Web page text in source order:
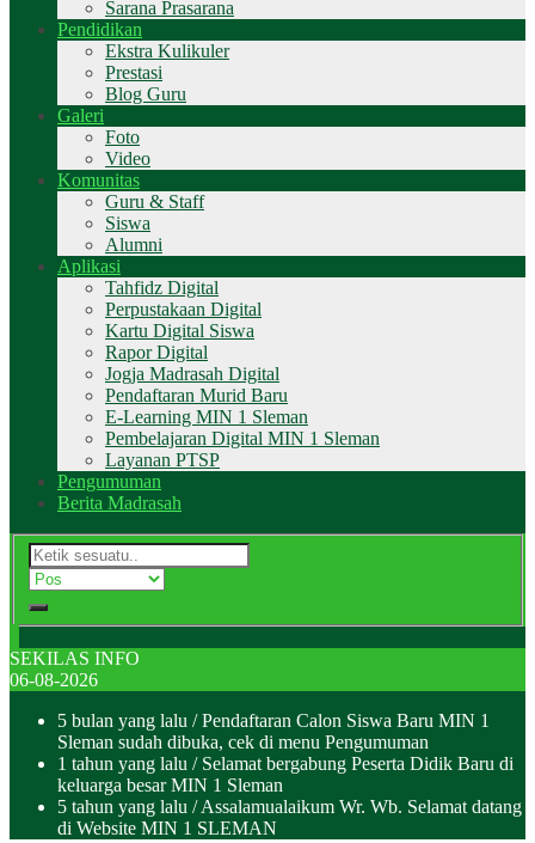
Sarana Prasarana
Pendidikan
Ekstra Kulikuler
Prestasi
Blog Guru
Galeri
Foto
Video
Komunitas
Guru & Staff
Siswa
Alumni
Aplikasi
Tahfidz Digital
Perpustakaan Digital
Kartu Digital Siswa
Rapor Digital
Jogja Madrasah Digital
Pendaftaran Murid Baru
E-Learning MIN 1 Sleman
Pembelajaran Digital MIN 1 Sleman
Layanan PTSP
Pengumuman
Berita Madrasah
SEKILAS INFO
06-08-2026
5 bulan yang lalu / Pendaftaran Calon Siswa Baru MIN 1
Sleman sudah dibuka, cek di menu Pengumuman
1 tahun yang lalu / Selamat bergabung Peserta Didik Baru di
keluarga besar MIN 1 Sleman
5 tahun yang lalu / Assalamualaikum Wr. Wb. Selamat datang
di Website MIN 1 SLEMAN